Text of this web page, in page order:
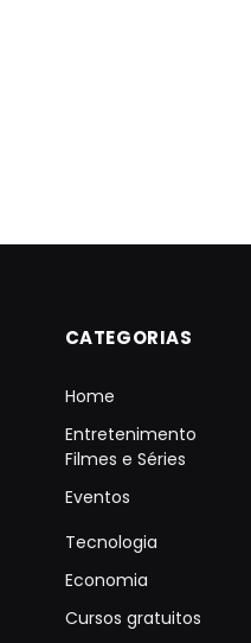
CATEGORIAS
Home
Entretenimento
Filmes e Séries
Eventos
Tecnologia
Economia
Cursos gratuitos